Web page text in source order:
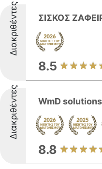
Διακριθέντες ΣΙΣΚΟΣ
8.5
Διακριθέντες WmD solutions
8.8